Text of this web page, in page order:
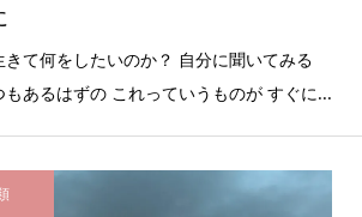
きて何をしたいのか？ 自分に聞いてみる
もあるはずの これっていうものが すぐに...